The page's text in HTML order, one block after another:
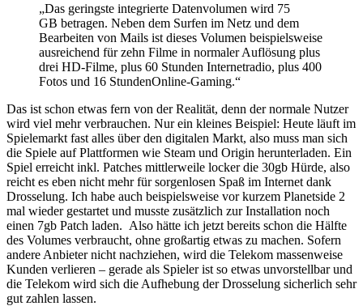
„Das geringste integrierte Datenvolumen wird 75
GB betragen. Neben dem Surfen im Netz und dem
Bearbeiten von Mails ist dieses Volumen beispielsweise
ausreichend für zehn Filme in normaler Auflösung plus
drei HD-Filme, plus 60 Stunden Internetradio, plus 400
Fotos und 16 StundenOnline-Gaming.“
Das ist schon etwas fern von der Realität, denn der normale Nutzer
wird viel mehr verbrauchen. Nur ein kleines Beispiel: Heute läuft im
Spielemarkt fast alles über den digitalen Markt, also muss man sich
die Spiele auf Plattformen wie Steam und Origin herunterladen. Ein
Spiel erreicht inkl. Patches mittlerweile locker die 30gb Hürde, also
reicht es eben nicht mehr für sorgenlosen Spaß im Internet dank
Drosselung. Ich habe auch beispielsweise vor kurzem Planetside 2
mal wieder gestartet und musste zusätzlich zur Installation noch
einen 7gb Patch laden. Also hätte ich jetzt bereits schon die Hälfte
des Volumes verbraucht, ohne großartig etwas zu machen. Sofern
andere Anbieter nicht nachziehen, wird die Telekom massenweise
Kunden verlieren – gerade als Spieler ist so etwas unvorstellbar und
die Telekom wird sich die Aufhebung der Drosselung sicherlich sehr
gut zahlen lassen.